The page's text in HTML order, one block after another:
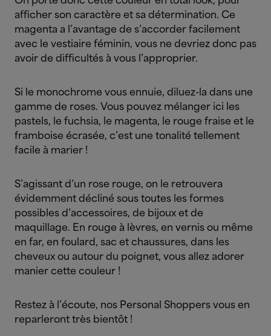
afficher son caractère et sa détermination. Ce
magenta a l’avantage de s’accorder facilement
avec le vestiaire féminin, vous ne devriez donc pas
avoir de difficultés à vous l’approprier.
Si le monochrome vous ennuie, diluez-la dans une
gamme de roses. Vous pouvez mélanger ici les
pastels, le fuchsia, le magenta, le rouge fraise et le
framboise écrasée, c’est une tonalité tellement
facile à marier !
S’agissant d’un rose rouge, on le retrouvera
évidemment décliné sous toutes les formes
possibles d’accessoires, de bijoux et de
maquillage. En rouge à lèvres, en vernis ou même
en far, en foulard, sac et chaussures, dans les
cheveux ou autour du poignet, vous allez adorer
manier cette couleur !
Restez à l’écoute, nos Personal Shoppers vous en
reparleront très bientôt !